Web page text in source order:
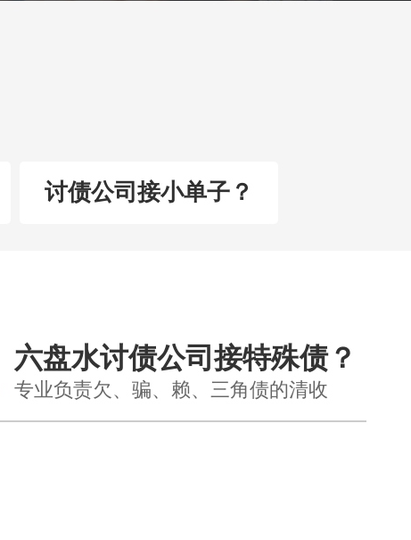
讨债公司接小单子？
六盘水讨债公司接特殊债？
专业负责欠、骗、赖、三角债的清收